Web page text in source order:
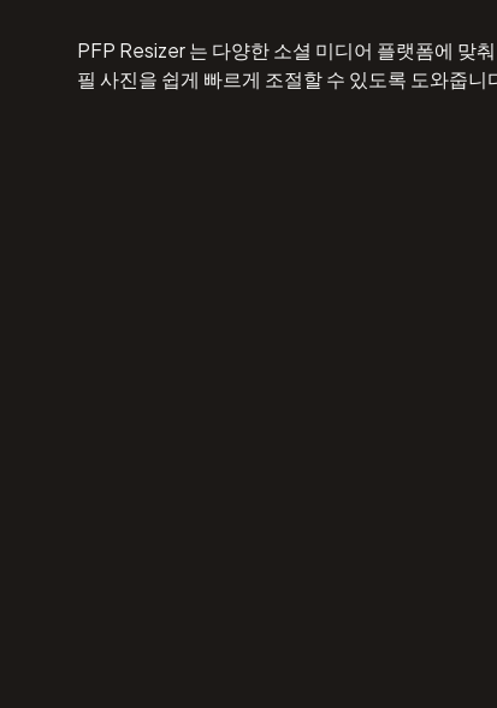
PFP Resizer 는 다양한 소셜 미디어 플랫폼에 맞
필 사진을 쉽게 빠르게 조절할 수 있도록 도와줍니